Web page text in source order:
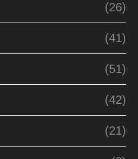
(26)
(41)
(51)
(42)
(21)